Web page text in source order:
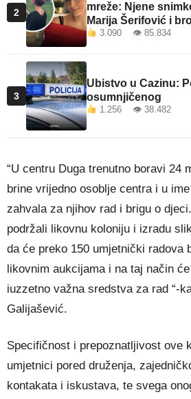
2
mreže: Njene
Marija Šerifović i
3.090 👁 85.834
3
Ubistvo u Cazinu:
osumnjičenog
1.256 👁 38.482
“U centru Duga trenutno boravi 24
brine vrijedno osoblje centra i u
zahvala za njihov rad i brigu o
podržali likovnu koloniju i izradu
da će preko 150 umjetnički radova
likovnim aukcijama i na taj način
iuzzetno važna sredstva za rad “-
Galijašević.
Specifičnost i prepoznatljivost ove
umjetnici pored druženja,
kontakata i iskustava, te svega